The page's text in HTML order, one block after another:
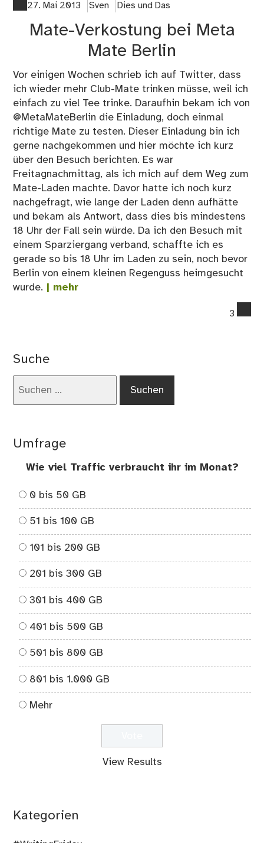
27. Mai 2013 Sven Dies und Das
Mate-Verkostung bei Meta
Mate Berlin
Vor einigen Wochen schrieb ich auf Twitter, dass
ich wieder mehr Club-Mate trinken müsse, weil ich
einfach zu viel Tee trinke. Daraufhin bekam ich von
@MetaMateBerlin die Einladung, doch einmal
richtige Mate zu testen. Dieser Einladung bin ich
gerne nachgekommen und hier möchte ich kurz
über den Besuch berichten. Es war
Freitagnachmittag, als ich mich auf dem Weg zum
Mate-Laden machte. Davor hatte ich noch kurz
nachgefragt, wie lange der Laden denn aufhätte
und bekam als Antwort, dass dies bis mindestens
18 Uhr der Fall sein würde. Da ich den Besuch mit
einem Sparziergang verband, schaffte ich es
gerade so bis 18 Uhr im Laden zu sein, noch bevor
Berlin von einem kleinen Regenguss heimgesucht
wurde. | mehr
3
Suche
Umfrage
Wie viel Traffic verbraucht ihr im Monat?
0 bis 50 GB
51 bis 100 GB
101 bis 200 GB
201 bis 300 GB
301 bis 400 GB
401 bis 500 GB
501 bis 800 GB
801 bis 1.000 GB
Mehr
View Results
Kategorien